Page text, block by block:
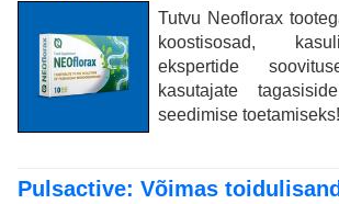
Tutvu Neoflorax
koostisosad,
ekspertide
kasutajate
seedimise toetamiseks!
Pulsactive: Võimas